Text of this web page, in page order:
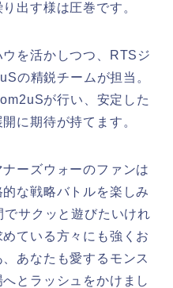
出す様は圧巻です。
を活かしつつ、RTSジ
の精鋭チームが担当。
が行い、安定した
に期待が持てます。
ナーズウォーのファンは
な戦略バトルを楽しみ
サクッと遊びたいけれ
ている方々にも強くお
あなたも愛するモンス
とラッシュをかけまし